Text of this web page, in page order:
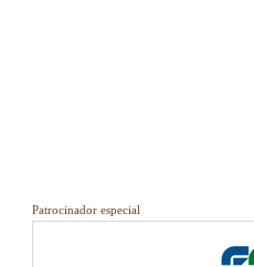
Patrocinador especial